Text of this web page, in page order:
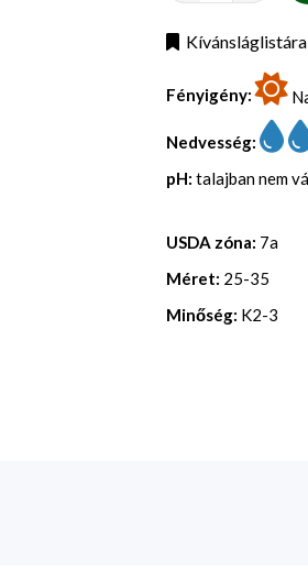
Fényigény:
Nedvesség:
pH: talajban nem
USDA zóna: 7a
Méret: 25-35
Minőség: K2-3